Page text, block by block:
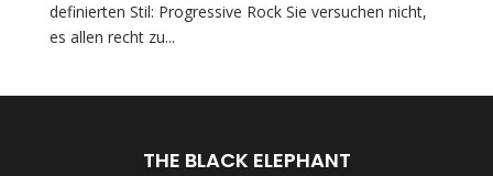
definierten Stil: Progressive Rock Sie versuchen nicht,
es allen recht zu...
THE BLACK ELEPHANT